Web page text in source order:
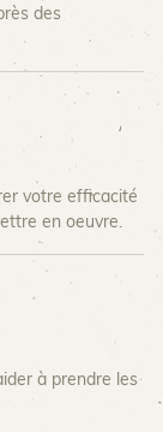
des
votre efficacité
en oeuvre.
à prendre les